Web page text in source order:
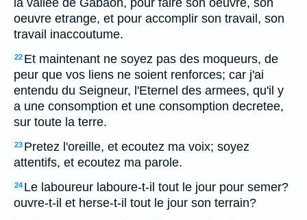
la vallee de Gabaon, pour faire son oeuvre, son
oeuvre etrange, et pour accomplir son travail, son
travail inaccoutume.
22 Et maintenant ne soyez pas des moqueurs, de
peur que vos liens ne soient renforces; car j'ai
entendu du Seigneur, l'Eternel des armees, qu'il y
a une consomption et une consomption decretee,
sur toute la terre.
23 Pretez l'oreille, et ecoutez ma voix; soyez
attentifs, et ecoutez ma parole.
24 Le laboureur laboure-t-il tout le jour pour semer?
ouvre-t-il et herse-t-il tout le jour son terrain?